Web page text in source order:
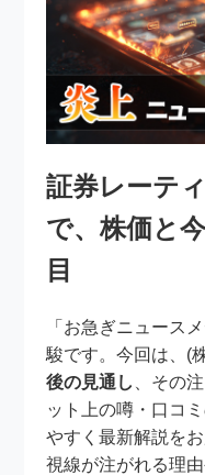
証券レーテ
で、株価と
目
「お急ぎニュース
駿です。今回は、(
後の見通し
、その
ット上の噂・口コ
やすく最新解説を
視線が注がれる理